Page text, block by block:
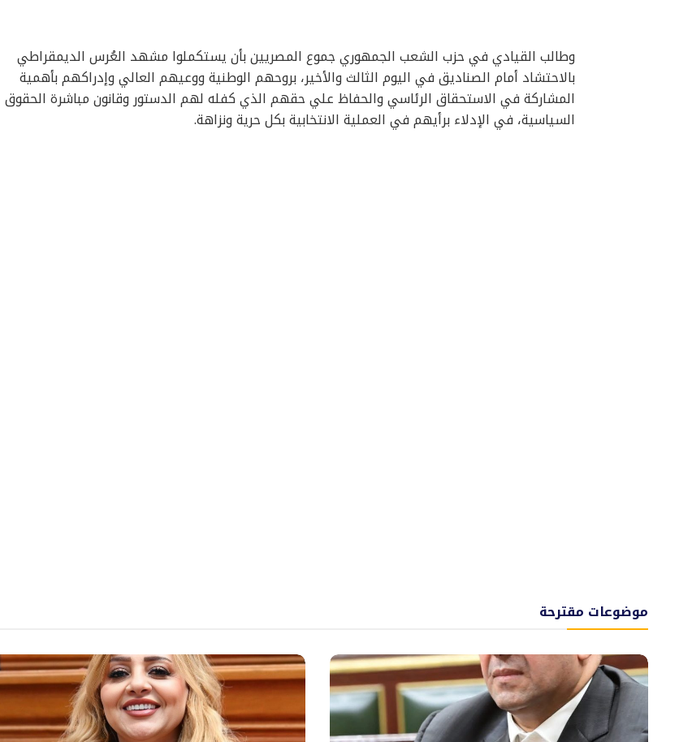
وطالب القيادي في حزب الشعب الجمهوري جموع المصريين بأن يستكملوا مشهد العُرس الديمقراطي
بالاحتشاد أمام الصناديق في اليوم الثالث والأخير، بروحهم الوطنية ووعيهم العالي وإدراكهم بأهمية
المشاركة في الاستحقاق الرئاسي والحفاظ علي حقهم الذي كفله لهم الدستور وقانون مباشرة الحقوق
السياسية، في الإدلاء برأيهم في العملية الانتخابية بكل حرية ونزاهة.
موضوعات مقترحة